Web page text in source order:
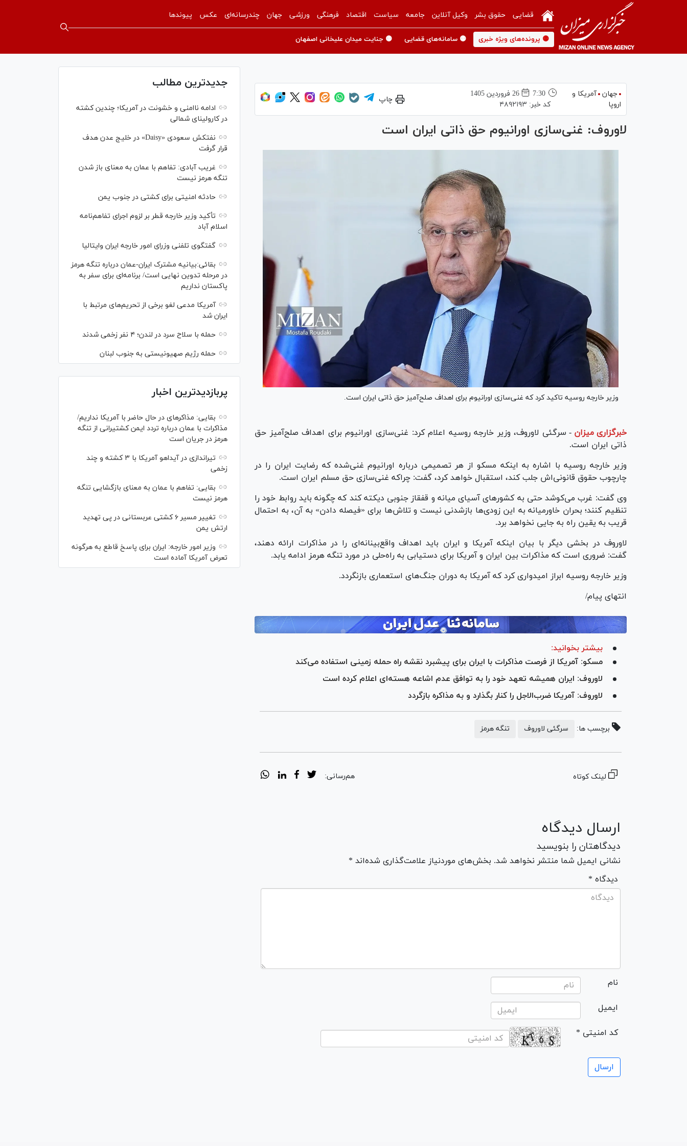
قضایی حقوق بشر وکیل آنلاین جامعه سیاست اقتصاد فرهنگی ورزشی جهان چندرسانه‌ای عکس پیوندها
🟡 پرونده‌های ویژه خبری 🟡 سامانه‌های قضایی 🟡 جنایت میدان علیخانی اصفهان
جهان آمریکا و
اروپا
7:30
26 فروردين 1405
کد خبر: ۴۸۹۲۱۹۳
چاپ
لاوروف: غنی‌سازی اورانیوم حق ذاتی ایران است
وزیر خارجه روسیه تاکید کرد که غنی‌سازی اورانیوم برای اهداف صلح‌آمیز حق ذاتی ایران است.
خبرگزاری میزان - سرگئی لاوروف، وزیر خارجه روسیه اعلام کرد: غنی‌سازی اورانیوم برای اهداف صلح‌آمیز حق
ذاتی ایران است.
وزیر خارجه روسیه با اشاره به اینکه مسکو از هر تصمیمی درباره اورانیوم غنی‌شده که رضایت ایران را در
چارچوب حقوق قانونی‌اش جلب کند، استقبال خواهد کرد، گفت: چراکه غنی‌سازی حق مسلم ایران است.
وی گفت: غرب می‌کوشد حتی به کشورهای آسیای میانه و قفقاز جنوبی دیکته کند که چگونه باید روابط خود را
تنظیم کنند؛ بحران خاورمیانه به این زودی‌ها بازشدنی نیست و تلاش‌ها برای «فیصله دادن» به آن، به احتمال
قریب به یقین راه به جایی نخواهد برد.
لاوروف در بخشی دیگر با بیان اینکه آمریکا و ایران باید اهداف واقع‌بینانه‌ای را در مذاکرات ارائه دهند،
گفت: ضروری است که مذاکرات بین ایران و آمریکا برای دستیابی به راه‌حلی در مورد تنگه هرمز ادامه یابد.
وزیر خارجه روسیه ابراز امیدواری کرد که آمریکا به دوران جنگ‌های استعماری بازنگردد.
انتهای پیام/
بیشتر بخوانید:
مسکو: آمریکا از فرصت مذاکرات با ایران برای پیشبرد نقشه راه حمله زمینی استفاده می‌کند
لاوروف: ایران همیشه تعهد خود را به توافق عدم اشاعه هسته‌ای اعلام کرده است
لاوروف: آمریکا ضرب‌الاجل را کنار بگذارد و به مذاکره بازگردد
برچسب ها: سرگئی لاوروف تنگه هرمز
لینک کوتاه هم‌رسانی:
ارسال دیدگاه
دیدگاهتان را بنویسید
نشانی ایمیل شما منتشر نخواهد شد. بخش‌های موردنیاز علامت‌گذاری شده‌اند *
* دیدگاه
نام
ایمیل
* کد امنیتی
جدیدترین مطالب
ادامه ناامنی و خشونت در آمریکا؛ چندین کشته
در کارولینای شمالی
نفتکش سعودی «Daisy» در خلیج عدن هدف
قرار گرفت
غریب آبادی: تفاهم با عمان به معنای باز شدن
تنگه هرمز نیست
حادثه امنیتی برای کشتی در جنوب یمن
تأکید وزیر خارجه قطر بر لزوم اجرای تفاهم‌نامه
اسلام آباد
گفتگوی تلفنی وزرای امور خارجه ایران وایتالیا
بقائی:بیانیه مشترک ایران-عمان درباره تنگه هرمز
در مرحله تدوین نهایی است/ برنامه‌ای برای سفر به
پاکستان نداریم
آمریکا مدعی لغو برخی از تحریم‌های مرتبط با
ایران شد
حمله با سلاح سرد در لندن؛ ۴ نفر زخمی شدند
حمله رژیم صهیونیستی به جنوب لبنان
پربازدیدترین اخبار
بقایی: مذاکره‎ای در حال حاضر با آمریکا نداریم/
مذاکرات با عمان درباره تردد ایمن کشتیرانی از تنگه
هرمز در جریان است
تیراندازی در آیداهو آمریکا با ۳ کشته و چند
زخمی
بقایی: تفاهم با عمان به معنای بازگشایی تنگه
هرمز نیست
تغییر مسیر ۶ کشتی عربستانی در پی تهدید
ارتش یمن
وزیر امور خارجه: ایران برای پاسخ قاطع به هرگونه
تعرض آمریکا آماده است